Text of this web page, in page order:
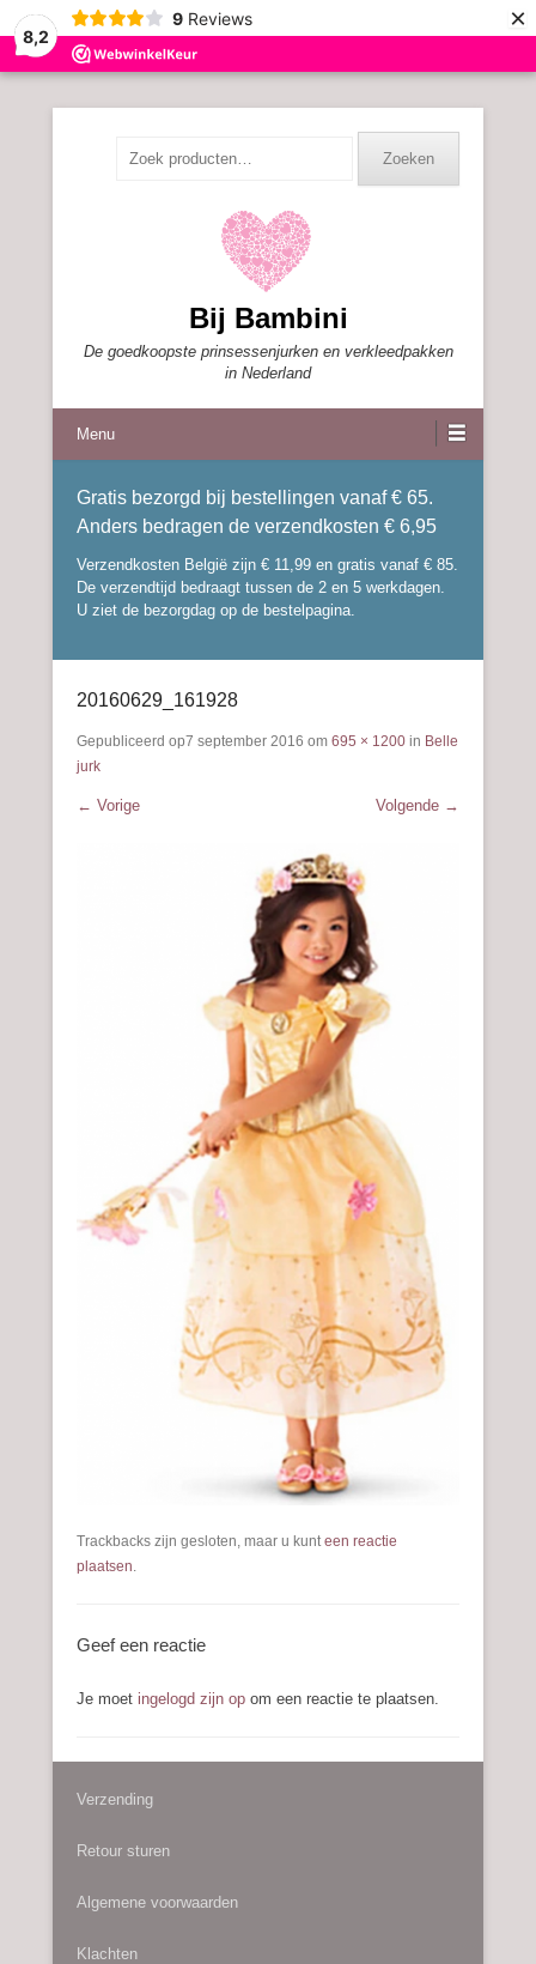
8,2
9 Reviews ×
Zoeken
Bij Bambini
De goedkoopste prinsessenjurken en verkleedpakken
in Nederland
Menu
Gratis bezorgd bij bestellingen vanaf € 65.
Anders bedragen de verzendkosten € 6,95
Verzendkosten België zijn € 11,99 en gratis vanaf € 85.
De verzendtijd bedraagt tussen de 2 en 5 werkdagen.
U ziet de bezorgdag op de bestelpagina.
20160629_161928
Gepubliceerd op7 september 2016 om 695 × 1200 in Belle
jurk
← Vorige Volgende →
Trackbacks zijn gesloten, maar u kunt een reactie
plaatsen
Geef een reactie
Je moet ingelogd zijn op om een reactie te plaatsen.
Verzending
Retour sturen
Algemene voorwaarden
Klachten